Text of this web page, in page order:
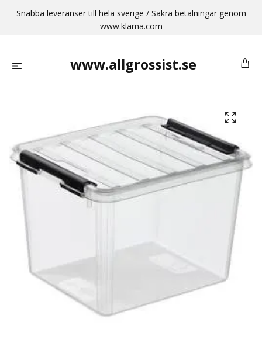
Snabba leveranser till hela sverige / Säkra betalningar genom
www.klarna.com
www.allgrossist.se